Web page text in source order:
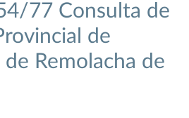
77 Consulta de
de
Remolacha de